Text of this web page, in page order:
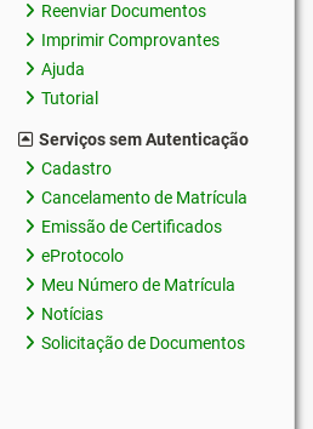
Reenviar Documentos
Imprimir Comprovantes
Ajuda
Tutorial
Serviços sem Autenticação
Cadastro
Cancelamento de Matrícula
Emissão de Certificados
eProtocolo
Meu Número de Matrícula
Notícias
Solicitação de Documentos